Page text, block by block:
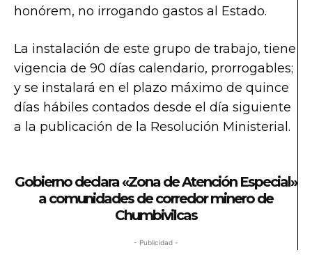
honórem, no irrogando gastos al Estado.
La instalación de este grupo de trabajo, tiene
vigencia de 90 días calendario, prorrogables;
y se instalará en el plazo máximo de quince
días hábiles contados desde el día siguiente
a la publicación de la Resolución Ministerial.
Gobierno declara «Zona de Atención Especial»
a comunidades de corredor minero de
Chumbivilcas
- Publicidad -